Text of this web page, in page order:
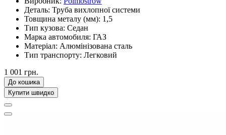
Деталь: Труба вихлопної системи
Товщина металу (мм): 1,5
Тип кузова: Седан
Марка автомобиля: ГАЗ
Матеріал: Алюмінізована сталь
Тип транспорту: Легковий
1 001 грн.
До кошика
Купити швидко